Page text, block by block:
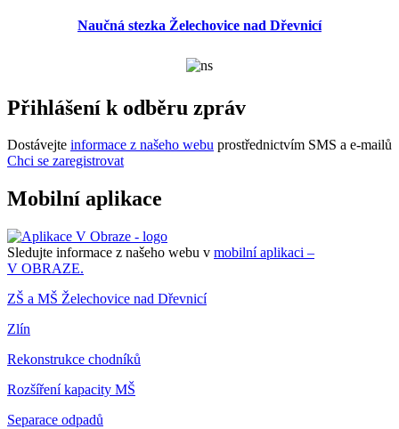
Naučná stezka Želechovice nad Dřevnicí
Přihlášení k odběru zpráv
Dostávejte informace z našeho webu prostřednictvím SMS a e-mailů
Chci se zaregistrovat
Mobilní aplikace
Sledujte informace z našeho webu v mobilní aplikaci –
V OBRAZE.
ZŠ a MŠ Želechovice nad Dřevnicí
Zlín
Rekonstrukce chodníků
Rozšíření kapacity MŠ
Separace odpadů